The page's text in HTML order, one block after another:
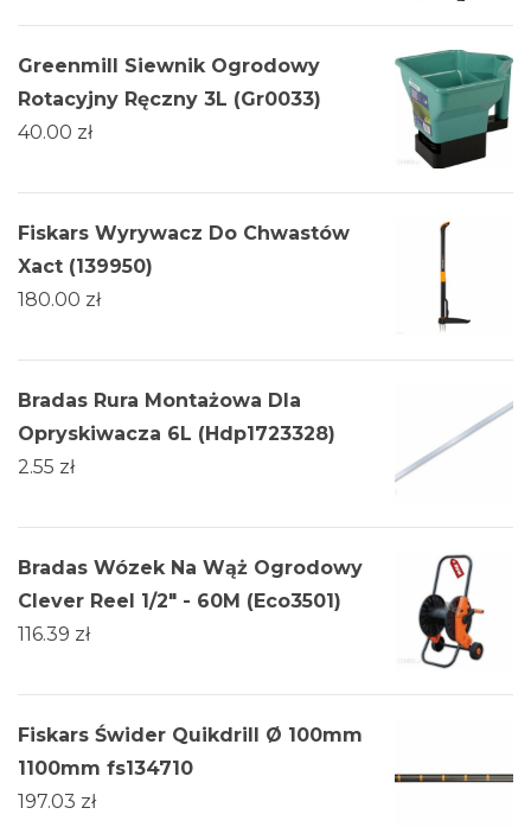
Greenmill Siewnik Ogrodowy
Rotacyjny Ręczny 3L (Gr0033)
40.00 zł
Fiskars Wyrywacz Do Chwastów
Xact (139950)
180.00 zł
Bradas Rura Montażowa Dla
Opryskiwacza 6L (Hdp1723328)
2.55 zł
Bradas Wózek Na Wąż Ogrodowy
Clever Reel 1/2" - 60M (Eco3501)
116.39 zł
Fiskars Świder Quikdrill Ø 100mm
1100mm fs134710
197.03 zł